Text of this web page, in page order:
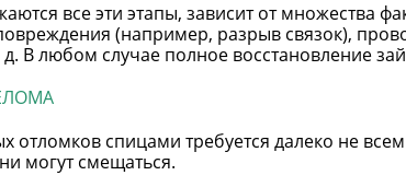
все эти этапы, зависит от множества
(например, разрыв связок),
д. В любом случае полное восстановление
отломков спицами требуется далеко не
могут смещаться.